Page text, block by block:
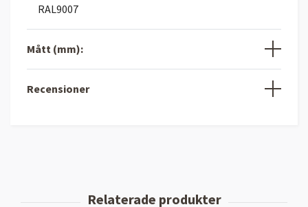
RAL9007
Mått (mm):
Recensioner